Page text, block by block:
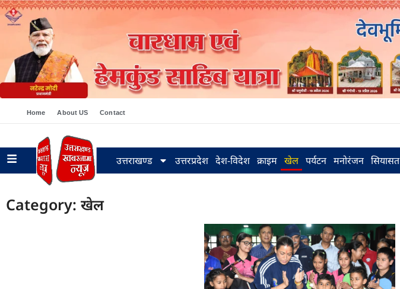
Home About US Contact
उत्तराखण्ड उत्तरप्रदेश देश-विदेश क्राइम खेल पर्यटन मनोरंजन सियासत
Category: खेल